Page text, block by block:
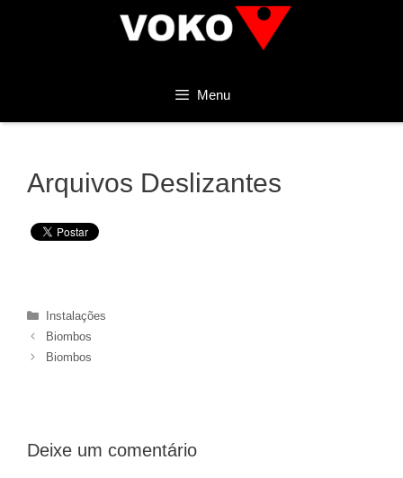
Menu
Arquivos Deslizantes
Categorias
Instalações
Biombos
Biombos
Deixe um comentário